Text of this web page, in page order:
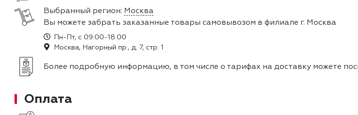
Выбранный регион: Москва
Вы можете забрать заказанные товары самовывозом в филиале г. Москва
Пн-Пт, с 09:00-18:00
Москва, Нагорный пр., д. 7, стр. 1
Более подробную информацию, в том числе о тарифах на доставку можете
Оплата